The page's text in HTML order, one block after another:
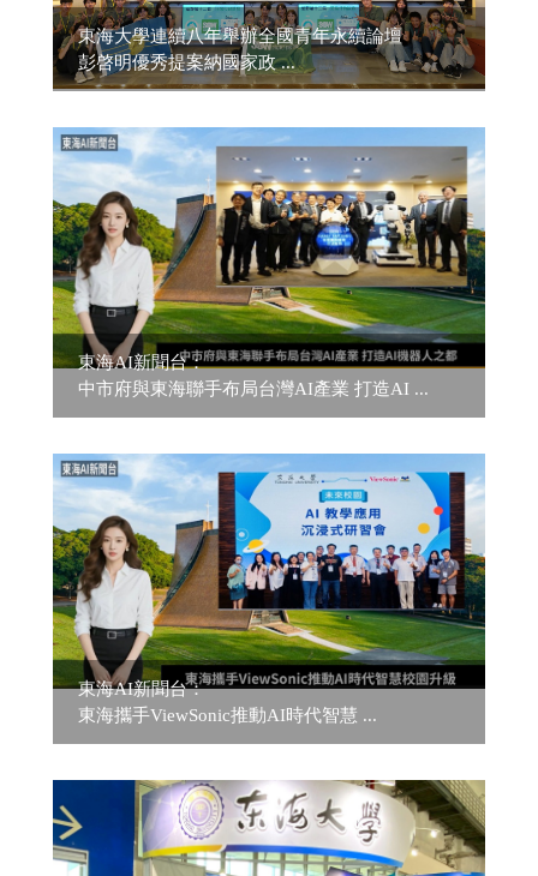
東海大學連續八年舉辦全國青年永續論壇
彭啓明優秀提案納國家政 ...
東海AI新聞台：
中市府與東海聯手布局台灣AI產業 打造AI ...
東海AI新聞台：
東海攜手ViewSonic推動AI時代智慧 ...